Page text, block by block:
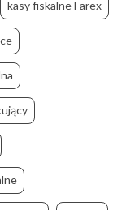
kasy fiskalne Farex